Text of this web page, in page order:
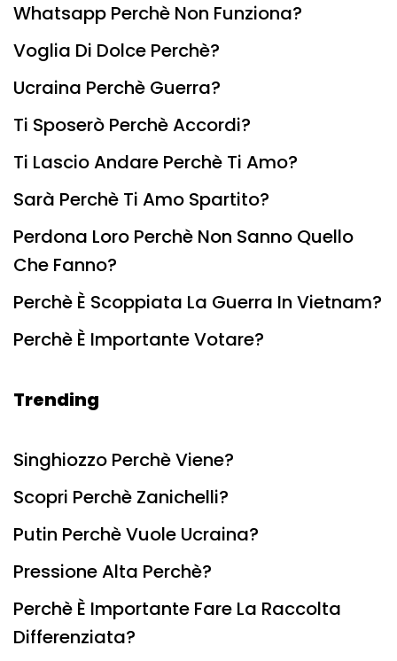
Whatsapp Perchè Non Funziona?
Voglia Di Dolce Perchè?
Ucraina Perchè Guerra?
Ti Sposerò Perchè Accordi?
Ti Lascio Andare Perchè Ti Amo?
Sarà Perchè Ti Amo Spartito?
Perdona Loro Perchè Non Sanno Quello
Che Fanno?
Perchè È Scoppiata La Guerra In Vietnam?
Perchè È Importante Votare?
Trending
Singhiozzo Perchè Viene?
Scopri Perchè Zanichelli?
Putin Perchè Vuole Ucraina?
Pressione Alta Perchè?
Perchè È Importante Fare La Raccolta
Differenziata?